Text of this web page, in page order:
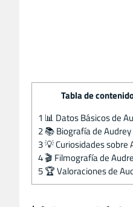
Tabla de
1 📊 Datos Básicos de
2📚 Biografía de
3💡 Curiosidades sobre
4🎬 Filmografía de
5🏆 Valoraciones de